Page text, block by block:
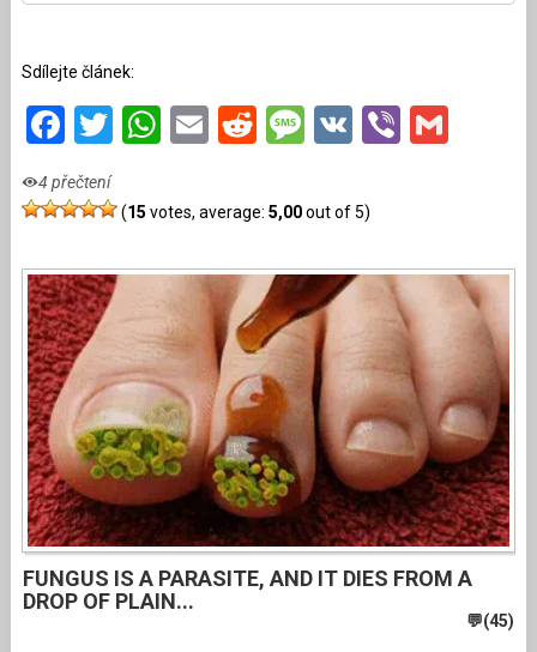
Sdílejte článek:
Facebook
Twitter
WhatsApp
EmailRedditMessage
VKViber
4 přečtení
(15 votes, average: 5,00out of 5)
FUNGUS IS A PARASITE, AND IT DIES FROM A
DROP OF PLAIN...